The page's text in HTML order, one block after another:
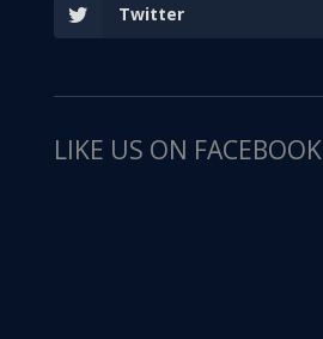
Twitter
LIKE US ON FACEBOOK